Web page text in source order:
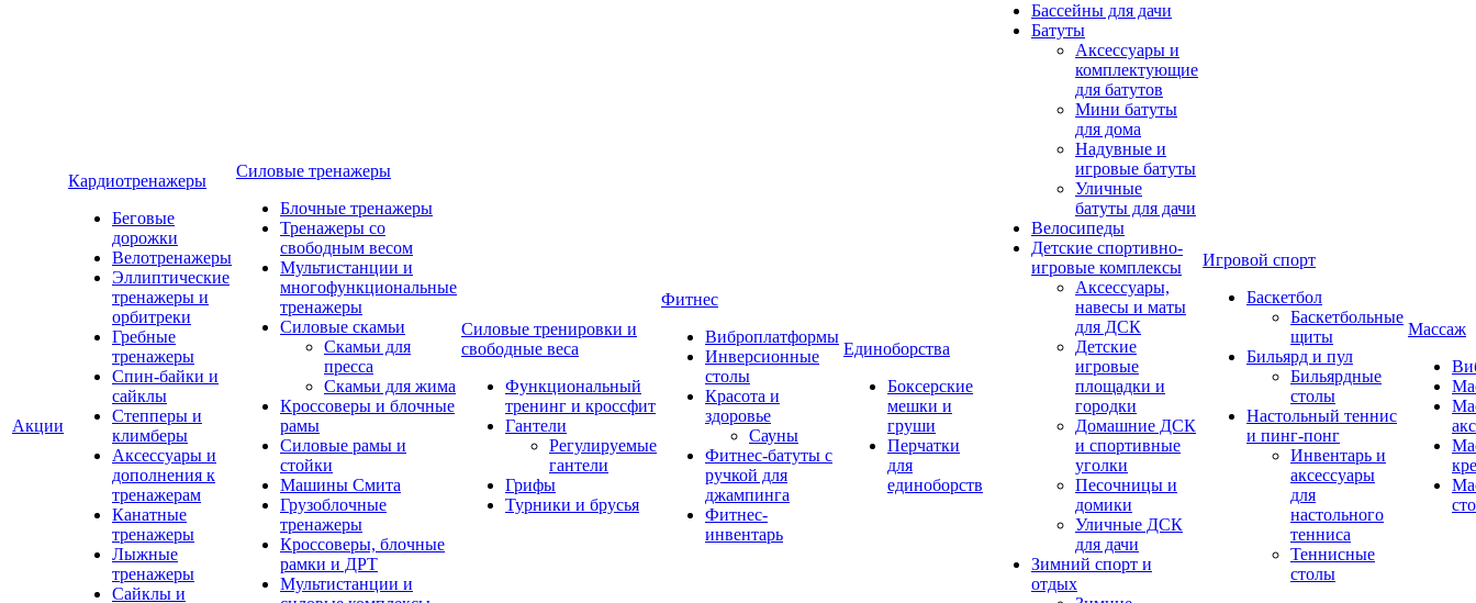
Акции
Кардиотренажеры
Беговые
дорожки
Велотренажеры
Эллиптические
тренажеры и
орбитреки
Гребные
тренажеры
Спин-байки и
сайклы
Степперы и
климберы
Аксессуары и
дополнения к
тренажерам
Канатные
тренажеры
Лыжные
тренажеры
Сайклы и
Силовые тренажеры
Блочные тренажеры
Тренажеры со
свободным весом
Мультистанции и
многофункциональные
тренажеры
Силовые скамьи
Скамьи для
пресса
Скамьи для жима
Кроссоверы и блочные
рамы
Силовые рамы и
стойки
Машины Смита
Грузоблочные
тренажеры
Кроссоверы, блочные
рамки и ДРТ
Мультистанции и
Силовые тренировки и
свободные веса
Функциональный
тренинг и кроссфит
Гантели
Регулируемые
гантели
Грифы
Турники и брусья
Фитнес
Виброплатформы
Инверсионные
столы
Красота и
здоровье
Сауны
Фитнес-батуты с
ручкой для
джампинга
Фитнес-
инвентарь
Единоборства
Боксерские
мешки и
груши
Перчатки
для
единоборств
Бассейны для дачи
Батуты
Аксессуары и
комплектующие
для батутов
Мини батуты
для дома
Надувные и
игровые батуты
Уличные
батуты для дачи
Велосипеды
Детские спортивно-
игровые комплексы
Аксессуары,
навесы и маты
для ДСК
Детские
игровые
площадки и
городки
Домашние ДСК
и спортивные
уголки
Песочницы и
домики
Уличные ДСК
для дачи
Зимний спорт и
отдых
Игровой спорт
Баскетбол
Баскетбольные
щиты
Бильярд и пул
Бильярдные
столы
Настольный теннис
и пинг-понг
Инвентарь и
аксессуары
для
настольного
тенниса
Теннисные
столы
Массаж